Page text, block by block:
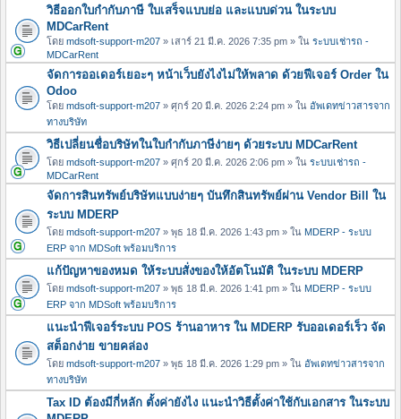
วิธีออกใบกำกับภาษี ใบเสร็จแบบย่อ และแบบด่วน ในระบบ
MDCarRent
โดย mdsoft-support-m207 » เสาร์ 21 มี.ค. 2026 7:35 pm » ใน ระบบเช่ารถ -
MDCarRent
จัดการออเดอร์เยอะๆ หน้าเว็บยังไงไม่ให้พลาด ด้วยฟีเจอร์ Order ใน
Odoo
โดย mdsoft-support-m207 » ศุกร์ 20 มี.ค. 2026 2:24 pm » ใน อัพเดทข่าวสารจาก
ทางบริษัท
วิธีเปลี่ยนชื่อบริษัทในใบกำกับภาษีง่ายๆ ด้วยระบบ MDCarRent
โดย mdsoft-support-m207 » ศุกร์ 20 มี.ค. 2026 2:06 pm » ใน ระบบเช่ารถ -
MDCarRent
จัดการสินทรัพย์บริษัทแบบง่ายๆ บันทึกสินทรัพย์ผ่าน Vendor Bill ใน
ระบบ MDERP
โดย mdsoft-support-m207 » พุธ 18 มี.ค. 2026 1:43 pm » ใน MDERP - ระบบ
ERP จาก MDSoft พร้อมบริการ
แก้ปัญหาของหมด ให้ระบบสั่งของให้อัตโนมัติ ในระบบ MDERP
โดย mdsoft-support-m207 » พุธ 18 มี.ค. 2026 1:41 pm » ใน MDERP - ระบบ
ERP จาก MDSoft พร้อมบริการ
แนะนำฟีเจอร์ระบบ POS ร้านอาหาร ใน MDERP รับออเดอร์เร็ว จัด
สต็อกง่าย ขายคล่อง
โดย mdsoft-support-m207 » พุธ 18 มี.ค. 2026 1:29 pm » ใน อัพเดทข่าวสารจาก
ทางบริษัท
Tax ID ต้องมีกี่หลัก ตั้งค่ายังไง แนะนำวิธีตั้งค่าใช้กับเอกสาร ในระบบ